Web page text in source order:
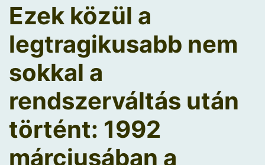
Ezek közül a
legtragikusabb nem
sokkal a
rendszerváltás után
történt: 1992
márciusában a